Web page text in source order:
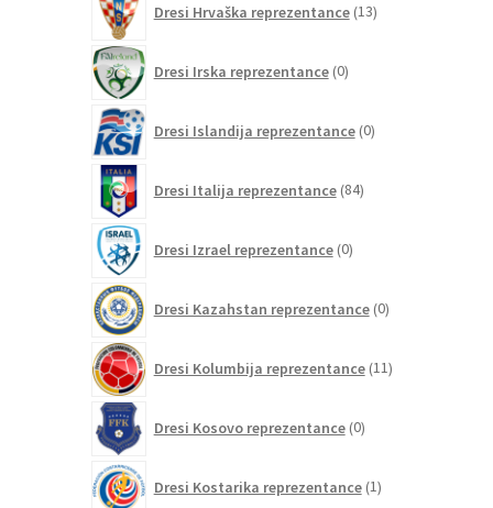
Dresi Hrvaška reprezentance 13izdelkov
Dresi Irska reprezentance 0izdelkov
Dresi Islandija reprezentance 0izdelkov
Dresi Italija reprezentance 84izdelkov
Dresi Izrael reprezentance 0izdelkov
Dresi Kazahstan reprezentance 0izdelkov
Dresi Kolumbija reprezentance 11izdelkov
Dresi Kosovo reprezentance 0izdelkov
Dresi Kostarika reprezentance 1izdelek